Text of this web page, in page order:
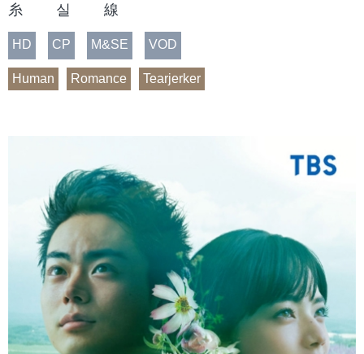
糸 실 線
HD CP M&SE VOD
Human Romance Tearjerker